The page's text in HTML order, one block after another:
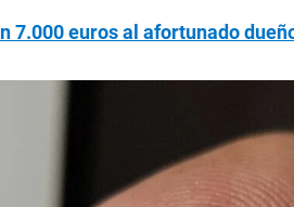
7.000 euros al afortunado